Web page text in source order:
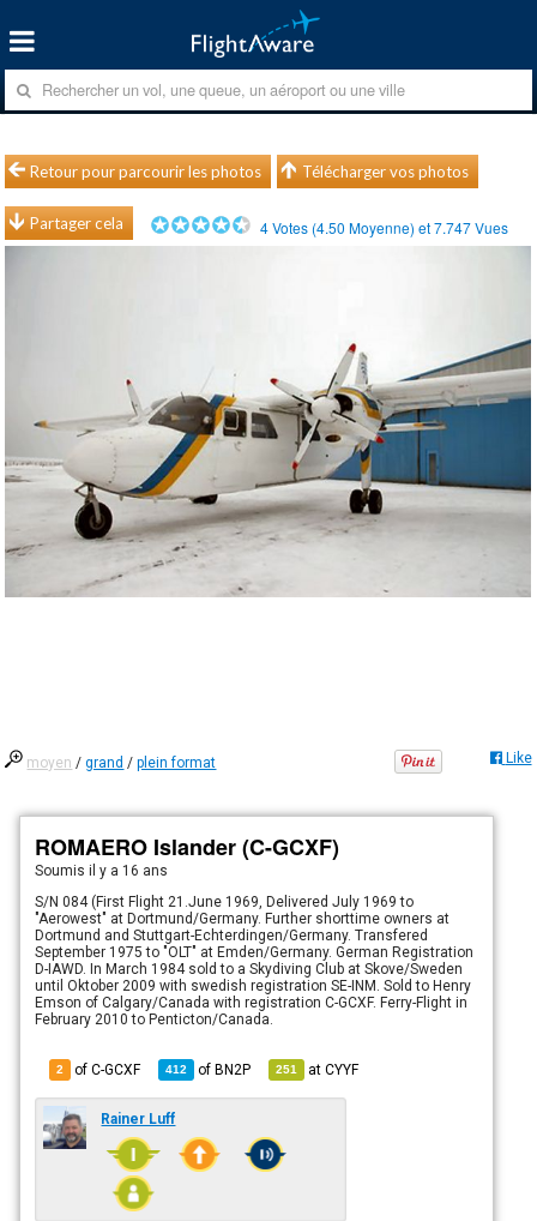
Retour pour parcourir les photos Télécharger vos photos
Partager cela 4Votes (4.50 Moyenne) et7.747Vues
moyen /grand /plein format Like
ROMAERO Islander (C-GCXF)
Soumisil y a 16 ans
S/N 084 (First Flight 21.June 1969, Delivered July 1969 to
"Aerowest" at Dortmund/Germany. Further shorttime owners at
Dortmund and Stuttgart-Echterdingen/Germany. Transfered
September 1975 to "OLT" at Emden/Germany. German Registration
D-IAWD. In March 1984 sold to a Skydiving Club at Skove/Sweden
until Oktober 2009 with swedish registration SE-INM. Sold to Henry
Emson of Calgary/Canada with registration C-GCXF. Ferry-Flight in
February 2010 to Penticton/Canada.
2 of C-GCXF 412 ofBN2P 251 atCYYF
Rainer Luff